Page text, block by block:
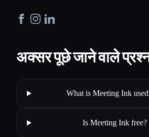
अक्सर पूछे जाने वाले
What is Meeting Ink
Is Meeting Ink free?